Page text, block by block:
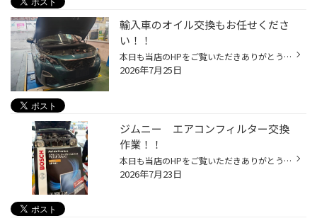
輸入車のオイル交換もお任せくださ
い！！
本日も当店のHPをご覧いただきありがとうございます！ 本日はプジョーのオイルとエレメントの交換作業をご紹介します！！ アンダーパネルを外しオイルを抜いていきます！ エレメントも外していきます！！ 抜けきったらドレンボルトとエレメントを緩まないよう規定のトルクで締めていきます！ オイル...
2026年7月25日
ジムニー エアコンフィルター交換
作業！！
本日も当店のHPをご覧いただきありがとうございます！ 本日はジムニーのエアコンフィルター交換作業をご紹介します！！ 本日使用するエアコンフィルターはコチラ！！ コチラのエアコンフィルターは脱臭や抗菌効果のあるものです！！ では、現在使用しているエアコンフィルターを外します！！ コチラ...
2026年7月23日